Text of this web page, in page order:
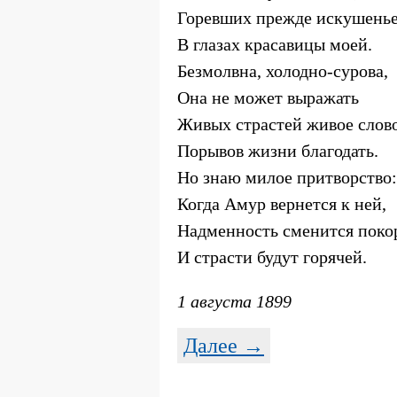
Горевших прежде
В глазах красавицы моей.
Безмолвна, холодно-сурова,
Она не может выражать
Живых страстей живое
Порывов жизни благодать.
Но знаю милое притворство:
Когда Амур вернется к ней,
Надменность сменится
И страсти будут горячей.
1 августа 1899
Далее →